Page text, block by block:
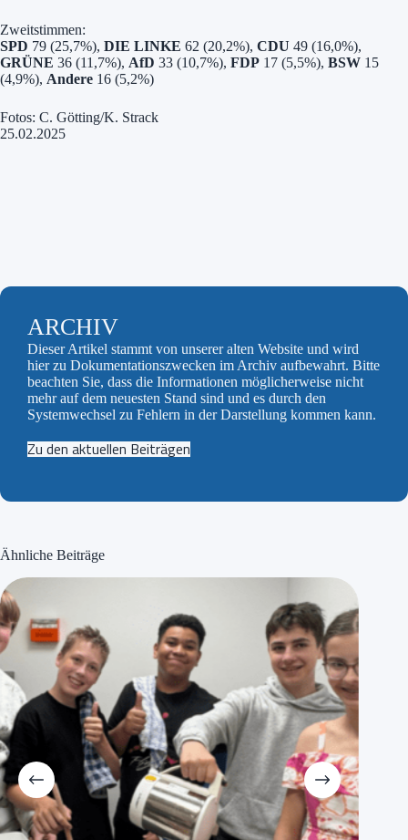
Zweitstimmen:
SPD 79 (25,7%), DIE LINKE 62 (20,2%), CDU 49 (16,0%),
GRÜNE 36 (11,7%), AfD 33 (10,7%), FDP 17 (5,5%), BSW 15
(4,9%), Andere 16 (5,2%)
Fotos: C. Götting/K. Strack
25.02.2025
ARCHIV
Dieser Artikel stammt von unserer alten Website und wird
hier zu Dokumentationszwecken im Archiv aufbewahrt. Bitte
beachten Sie, dass die Informationen möglicherweise nicht
mehr auf dem neuesten Stand sind und es durch den
Systemwechsel zu Fehlern in der Darstellung kommen kann.
Zu den aktuellen Beiträgen
Ähnliche Beiträge